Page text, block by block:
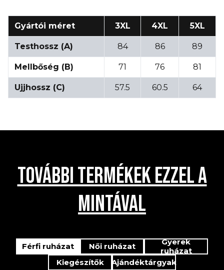
Gyártói méret 3XL 4XL 5XL
Testhossz (A) 84 86 89
Mellbőség (B) 71 76 81
Ujjhossz (C) 57.5 60.5 64
TOVÁBBI TERMÉKEK EZZEL A
MINTÁVAL
Férfi ruházat Női ruházat
Gyerek
ruházat
Kiegészítők
Ajándéktárgyak